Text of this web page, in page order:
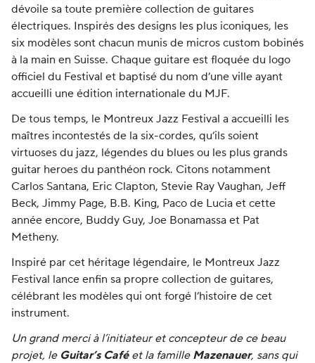
dévoile sa toute première collection de guitares
électriques. Inspirés des designs les plus iconiques, les
six modèles sont chacun munis de micros custom bobinés
à la main en Suisse. Chaque guitare est floquée du logo
officiel du Festival et baptisé du nom d’une ville ayant
accueilli une édition internationale du MJF.
De tous temps, le Montreux Jazz Festival a accueilli les
maîtres incontestés de la six-cordes, qu’ils soient
virtuoses du jazz, légendes du blues ou les plus grands
guitar heroes du panthéon rock. Citons notamment
Carlos Santana, Eric Clapton, Stevie Ray Vaughan, Jeff
Beck, Jimmy Page, B.B. King, Paco de Lucia et cette
année encore, Buddy Guy, Joe Bonamassa et Pat
Metheny.
Inspiré par cet héritage légendaire, le Montreux Jazz
Festival lance enfin sa propre collection de guitares,
célébrant les modèles qui ont forgé l’histoire de cet
instrument.
Un grand merci à l’initiateur et concepteur de ce beau
projet, le Guitar’s Caféet la famille Mazenauer, sans qui